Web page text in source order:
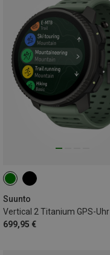
Suunto
Vertical 2 Titanium GPS-Uhr
699,95 €